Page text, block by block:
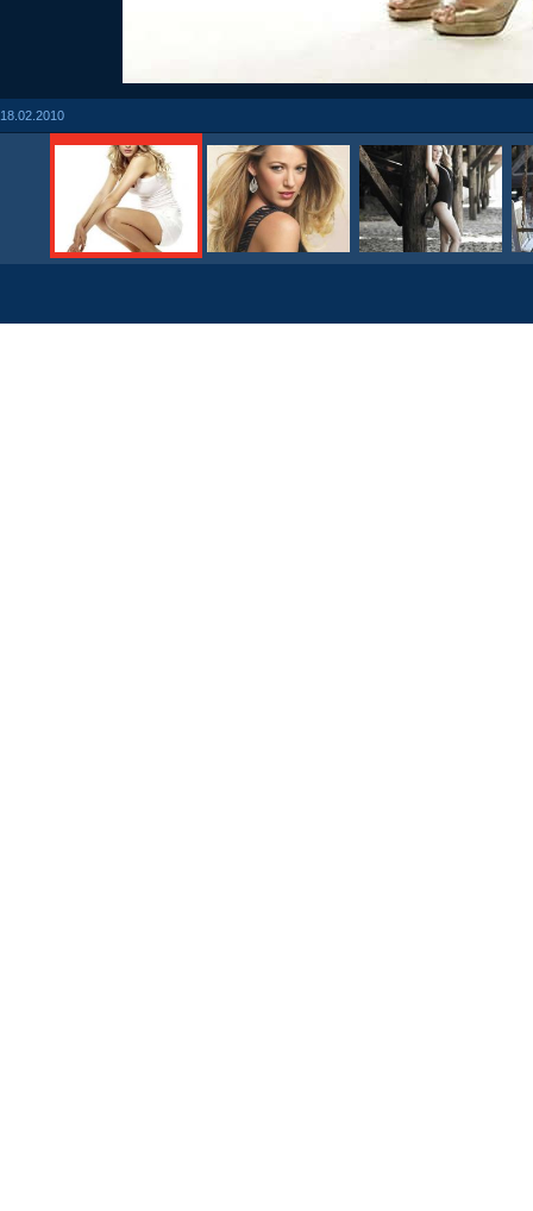
18.02.2010